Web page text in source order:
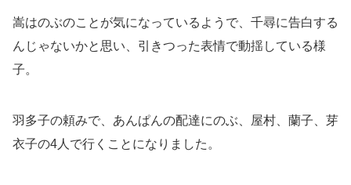
嵩はのぶのことが気になっているようで、千尋に告白する
んじゃないかと思い、引きつった表情で動揺している様
子。
羽多子の頼みで、あんぱんの配達にのぶ、屋村、蘭子、芽
衣子の4人で行くことになりました。